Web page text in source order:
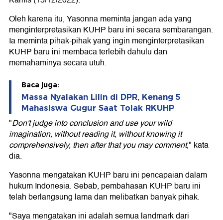
Oleh karena itu, Yasonna meminta jangan ada yang
menginterpretasikan KUHP baru ini secara sembarangan.
Ia meminta pihak-pihak yang ingin menginterpretasikan
KUHP baru ini membaca terlebih dahulu dan
memahaminya secara utuh.
Baca juga:
Massa Nyalakan Lilin di DPR, Kenang 5
Mahasiswa Gugur Saat Tolak RKUHP
"Don't judge into conclusion and use your wild
imagination, without reading it, without knowing it
comprehensively, then after that you may comment," kata
dia.
Yasonna mengatakan KUHP baru ini pencapaian dalam
hukum Indonesia. Sebab, pembahasan KUHP baru ini
telah berlangsung lama dan melibatkan banyak pihak.
"Saya mengatakan ini adalah semua landmark dari